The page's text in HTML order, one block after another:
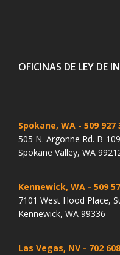
OFICINAS DE LEY DE
Spokane, WA - 509 927
505 N. Argonne Rd. B-109
Spokane Valley, WA
Kennewick, WA - 509
7101 West Hood Place,
Kennewick, WA 99336
Las Vegas, NV - 702